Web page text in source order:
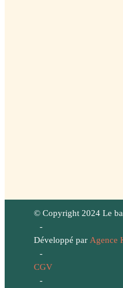
© Copyright 2024 Le
-
Développé par Agence
-
CGV
-